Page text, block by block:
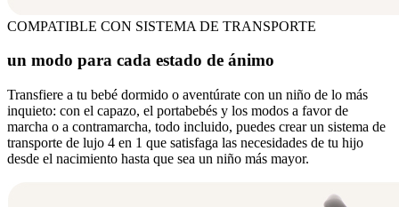
COMPATIBLE CON SISTEMA DE TRANSPORTE
un modo para cada estado de ánimo
Transfiere a tu bebé dormido o aventúrate con un niño de lo más
inquieto: con el capazo, el portabebés y los modos a favor de
marcha o a contramarcha, todo incluido, puedes crear un sistema de
transporte de lujo 4 en 1 que satisfaga las necesidades de tu hijo
desde el nacimiento hasta que sea un niño más mayor.